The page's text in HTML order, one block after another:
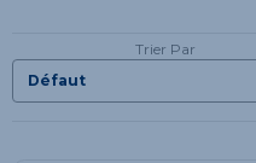
Trier Par